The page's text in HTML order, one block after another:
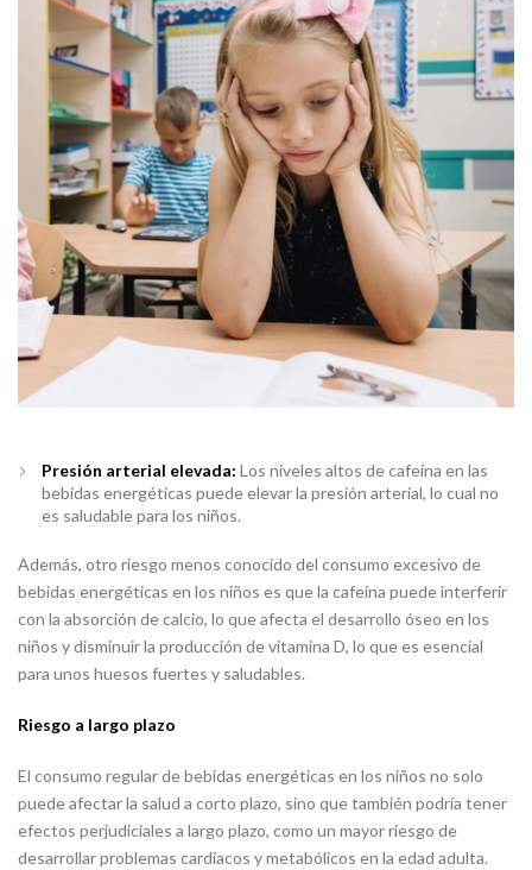
Presión arterial elevada: Los niveles altos de cafeína en las
bebidas energéticas puede elevar la presión arterial, lo cual no
es saludable para los niños.
Además, otro riesgo menos conocido del consumo excesivo de
bebidas energéticas en los niños es que la cafeína puede interferir
con la absorción de calcio, lo que afecta el desarrollo óseo en los
niños y disminuir la producción de vitamina D, lo que es esencial
para unos huesos fuertes y saludables.
Riesgo a largo plazo
El consumo regular de bebidas energéticas en los niños no solo
puede afectar la salud a corto plazo, sino que también podría tener
efectos perjudiciales a largo plazo, como un mayor riesgo de
desarrollar problemas cardíacos y metabólicos en la edad adulta.